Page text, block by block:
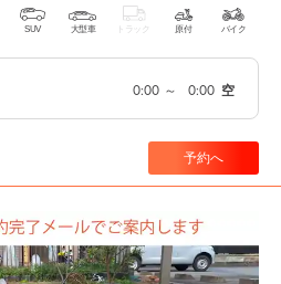
SUV 大型車 トラック 原付 バイク
0:00 ～ 0:00 空
予約へ